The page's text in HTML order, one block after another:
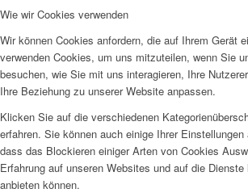
Wie wir Cookies verwenden
Wir können Cookies anfordern, die auf Ihrem Gerät
verwenden Cookies, um uns mitzuteilen, wenn Sie
besuchen, wie Sie mit uns interagieren, Ihre
Ihre Beziehung zu unserer Website anpassen.
Klicken Sie auf die verschiedenen
erfahren. Sie können auch einige Ihrer
dass das Blockieren einiger Arten von Cookies
Erfahrung auf unseren Websites und auf die
anbieten können.